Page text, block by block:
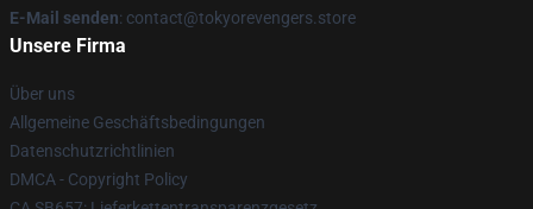
E-Mail senden: contact@tokyorevengers.store
Unsere Firma
Über uns
Allgemeine Geschäftsbedingungen
Datenschutzrichtlinien
DMCA - Copyright Policy